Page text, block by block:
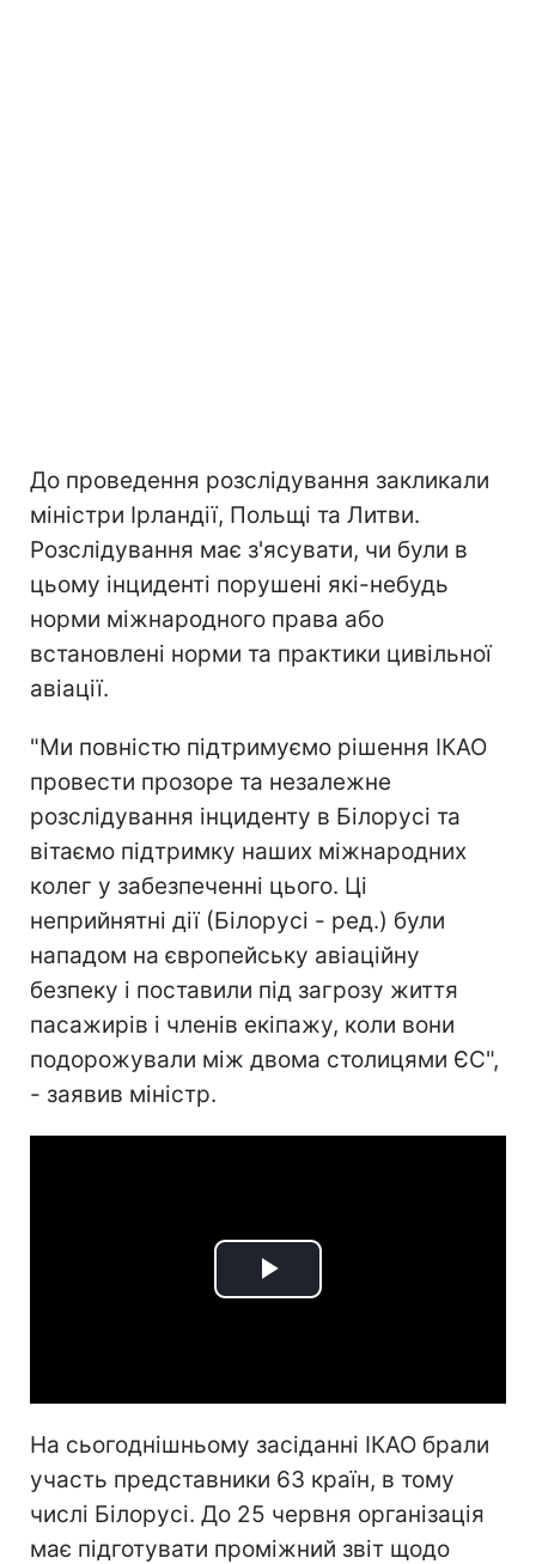
До проведення розслідування закликали
міністри Ірландії, Польщі та Литви.
Розслідування має з'ясувати, чи були в
цьому інциденті порушені які-небудь
норми міжнародного права або
встановлені норми та практики цивільної
авіації.
"Ми повністю підтримуємо рішення ІКАО
провести прозоре та незалежне
розслідування інциденту в Білорусі та
вітаємо підтримку наших міжнародних
колег у забезпеченні цього. Ці
неприйнятні дії (Білорусі - ред.) були
нападом на європейську авіаційну
безпеку і поставили під загрозу життя
пасажирів і членів екіпажу, коли вони
подорожували між двома столицями ЄС",
- заявив міністр.
Play
На сьогоднішньому засіданні ІКАО брали
участь представники 63 країн, в тому
числі Білорусі. До 25 червня організація
має підготувати проміжний звіт щодо